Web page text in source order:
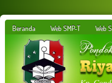
Beranda Web SMP-T Web